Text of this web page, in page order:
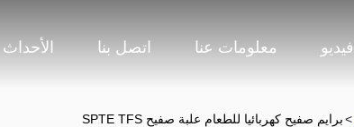
معلومات عنا اتصل بنا الأحداث
>برايم صفيح كهربائيا للطعام علبة صفيح SPTE TFS